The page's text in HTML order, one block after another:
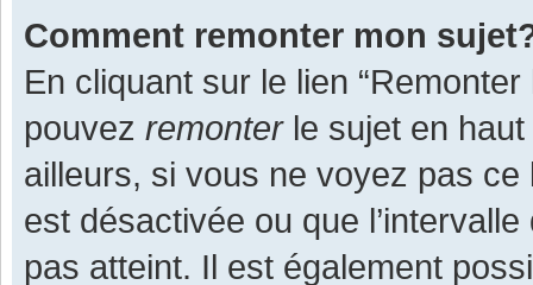
Comment remonter mon
En cliquant sur le lien
pouvez remonterle sujet en haut
ailleurs, si vous ne voyez pas
est désactivée ou que
pas atteint. Il est également